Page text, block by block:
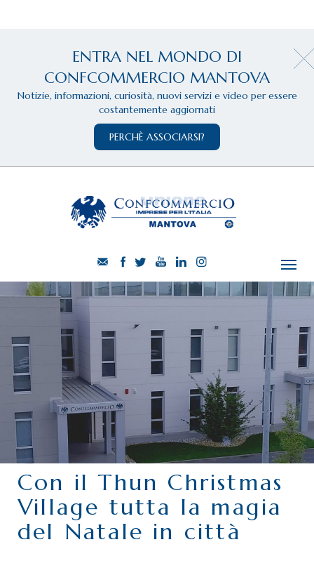
ENTRA NEL MONDO DI
CONFCOMMERCIO MANTOVA
Notizie, informazioni, curiosità, nuovi servizi e video per essere
costantemente aggiornati
PERCHÈ ASSOCIARSI?
CHI SIAMO
SERVIZI
CATEGORIE
DELEGAZIONI
ATTIVITÀ STORICHE
PERIODICO
PERCHÉ ASSOCIARSI?
DOVE SIAMO
CONTATTI
Con il Thun Christmas
Village tutta la magia
del Natale in città